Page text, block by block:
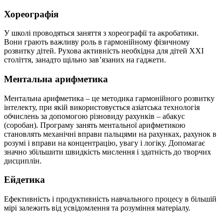
Хореографія
У школі проводяться заняття з хореографії та акробатики.
Вони грають важливу роль в гармонійному фізичному
розвитку дітей. Рухова активність необхідна для дітей XXI
століття, занадто щільно зав’язаних на гаджети.
Ментальна арифметика
Ментальна арифметика – це методика гармонійного розвитку
інтелекту, при якій використовується азіатська технологія
обчислень за допомогою різновиду рахунків – абакус
(соробан). Програму занять ментальної арифметикою
становлять механічні вправи пальцями на рахунках, рахунок в
розумі і вправи на концентрацію, увагу і логіку. Допомагає
значно збільшити швидкість мислення і здатність до творчих
дисциплін.
Ейдетика
Ефективність і продуктивність навчального процесу в більшій
мірі залежить від усвідомлення та розуміння матеріалу.